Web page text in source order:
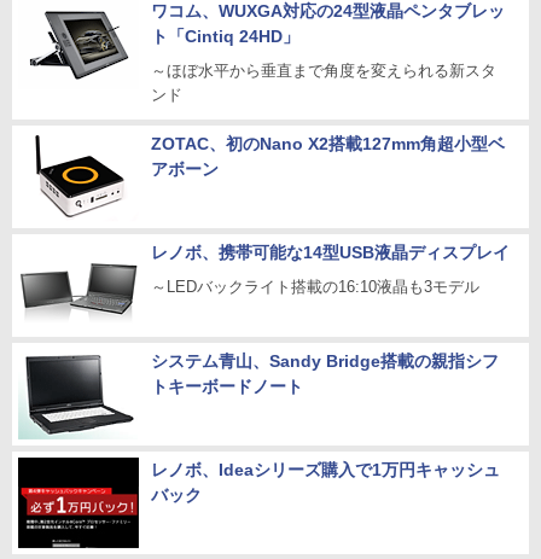
ワコム、WUXGA対応の24型液晶ペンタブレッ
ト「Cintiq 24HD」
～ほぼ水平から垂直まで角度を変えられる新スタ
ンド
ZOTAC、初のNano X2搭載127mm角超小型ベ
アボーン
レノボ、携帯可能な14型USB液晶ディスプレイ
～LEDバックライト搭載の16:10液晶も3モデル
システム青山、Sandy Bridge搭載の親指シフ
トキーボードノート
レノボ、Ideaシリーズ購入で1万円キャッシュ
バック